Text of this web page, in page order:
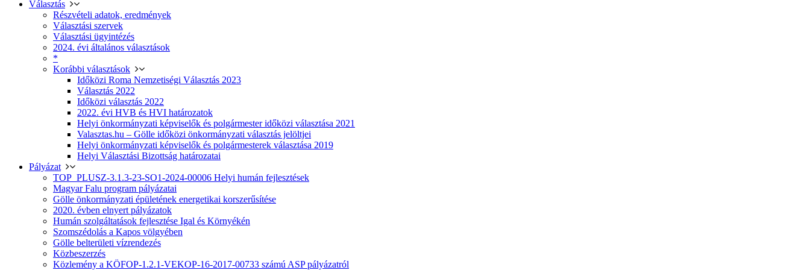
Választás
Részvételi adatok, eredmények
Választási szervek
Választási ügyintézés
2024. évi általános választások
*
Korábbi választások
Időközi Roma Nemzetiségi Választás 2023
Választás 2022
Időközi választás 2022
2022. évi HVB és HVI határozatok
Helyi önkormányzati képviselők és polgármester időközi választása 2021
Valasztas.hu – Gölle időközi önkormányzati választás jelöltjei
Helyi önkormányzati képviselők és polgármesterek választása 2019
Helyi Választási Bizottság határozatai
Pályázat
TOP_PLUSZ-3.1.3-23-SO1-2024-00006 Helyi humán fejlesztések
Magyar Falu program pályázatai
Gölle önkormányzati épületének energetikai korszerűsítése
2020. évben elnyert pályázatok
Humán szolgáltatások fejlesztése Igal és Környékén
Szomszédolás a Kapos völgyében
Gölle belterületi vízrendezés
Közbeszerzés
Közlemény a KÖFOP-1.2.1-VEKOP-16-2017-00733 számú ASP pályázatról